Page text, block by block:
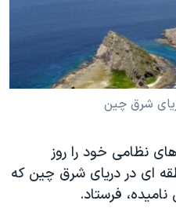
شرق چین
نظامی خود را روز
ای در دریای شرق چین که
فرستاد.